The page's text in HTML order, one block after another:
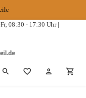
08:30 - 17:30 Uhr |
Du hast 0